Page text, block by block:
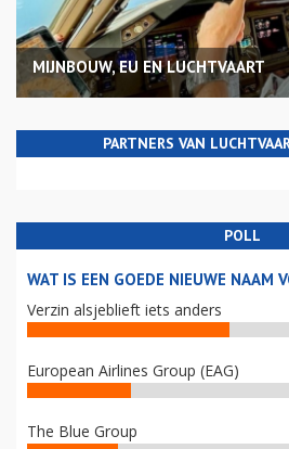
MIJNBOUW, EU EN LUCHTVAART
PARTNERS VAN
POLL
WAT IS EEN GOEDE NIEUWE NAAM
Verzin alsjeblieft iets anders
European Airlines Group (EAG)
The Blue Group